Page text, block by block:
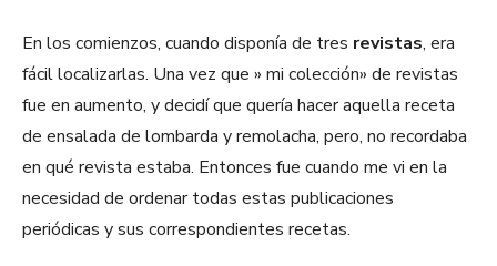
En los comienzos, cuando disponía de tres revistas, era
fácil localizarlas. Una vez que » mi colección» de revistas
fue en aumento, y decidí que quería hacer aquella receta
de ensalada de lombarda y remolacha, pero, no recordaba
en qué revista estaba. Entonces fue cuando me vi en la
necesidad de ordenar todas estas publicaciones
periódicas y sus correspondientes recetas.